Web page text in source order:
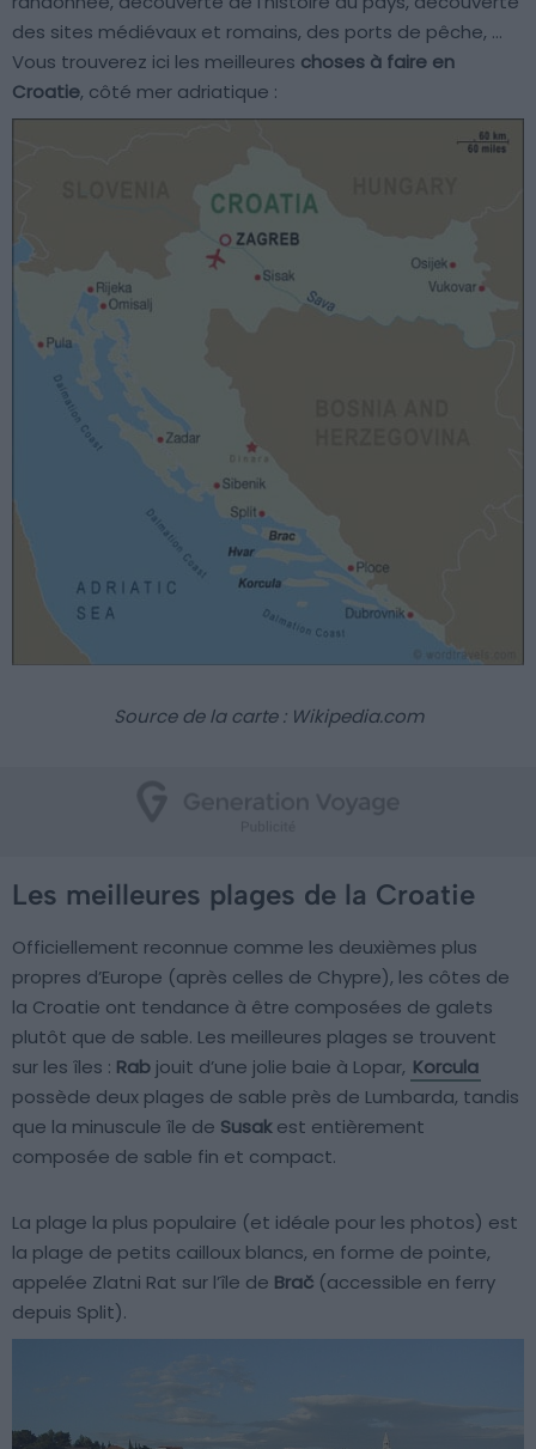
des sites médiévaux et romains, des ports de pêche, …
Vous trouverez ici les meilleures choses à faire en
Croatie, côté mer adriatique :
Source de la carte : Wikipedia.com
Les meilleures plages de la Croatie
Officiellement reconnue comme les deuxièmes plus
propres d’Europe (après celles de Chypre), les côtes de
la Croatie ont tendance à être composées de galets
plutôt que de sable. Les meilleures plages se trouvent
sur les îles : Rab jouit d’une jolie baie à Lopar, Korcula
possède deux plages de sable près de Lumbarda, tandis
que la minuscule île de Susakest entièrement
composée de sable fin et compact.
La plage la plus populaire (et idéale pour les photos) est
la plage de petits cailloux blancs, en forme de pointe,
appelée Zlatni Rat sur l’île de Brač (accessible en ferry
depuis Split).